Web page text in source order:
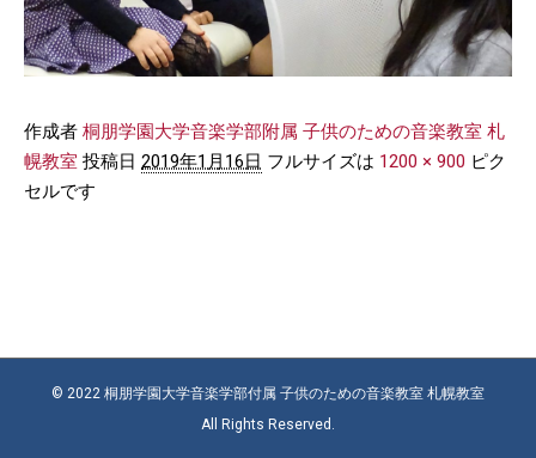
作成者 桐朋学園大学音楽学部附属 子供のための音楽教室 札
幌教室 投稿日 2019年1月16日 フルサイズは 1200 × 900 ピク
セルです
© 2022 桐朋学園大学音楽学部付属 子供のための音楽教室 札幌教室
All Rights Reserved.